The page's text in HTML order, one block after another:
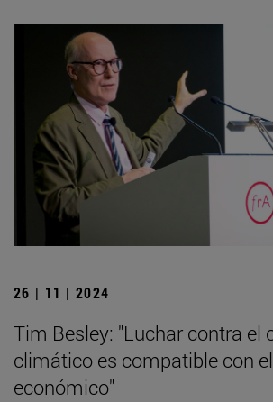
26 | 11 | 2024
Tim Besley: "Luchar contra el
climático es compatible con
económico"